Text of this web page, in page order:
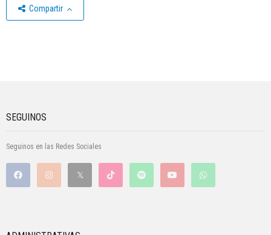
Compartir
SEGUINOS
Seguinos en las Redes Sociales